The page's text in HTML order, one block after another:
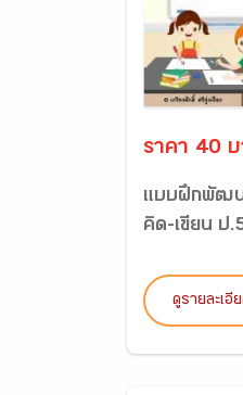
ราคา 40 บ
แบบฝึกพัฒน
คิด-เขียน ป
ดูรายละเอี